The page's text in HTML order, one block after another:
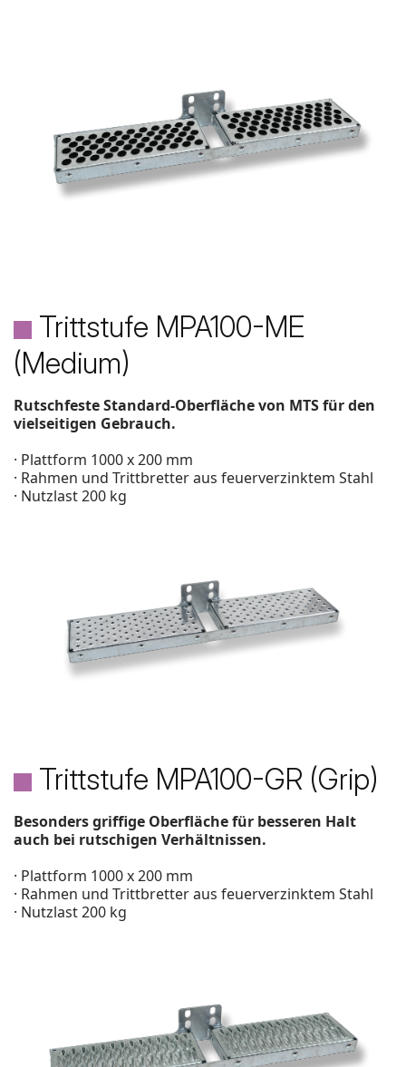
Trittstufe MPA100-ME
(Medium)
Rutschfeste Standard-Oberfläche von MTS für den
vielseitigen Gebrauch.
· Plattform 1000 x 200 mm
· Rahmen und Trittbretter aus feuerverzinktem Stahl
· Nutzlast 200 kg
Trittstufe MPA100-GR (Grip)
Besonders griffige Oberfläche für besseren Halt
auch bei rutschigen Verhältnissen.
· Plattform 1000 x 200 mm
· Rahmen und Trittbretter aus feuerverzinktem Stahl
· Nutzlast 200 kg